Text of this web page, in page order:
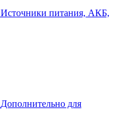
Источники питания, АКБ,
Дополнительно для